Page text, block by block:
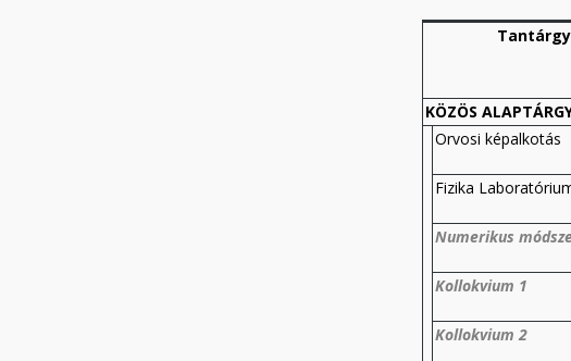
Tantárgy
KÖZÖS
Orvosi képalkotás
Fizika
Numerikus
Kollokvium 1
Kollokvium 2